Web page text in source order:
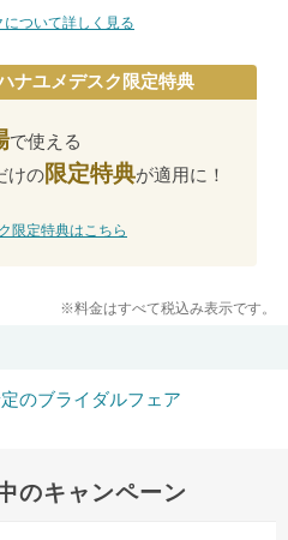
ついて詳しく見る
ナユメデスク限定特典
で使える
けの限定特典が適用に！
限定特典はこちら
※料金はすべて税込み表示です。
のブライダルフェア
のキャンペーン